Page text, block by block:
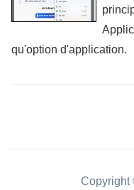
qu'option d'application.
Copyright